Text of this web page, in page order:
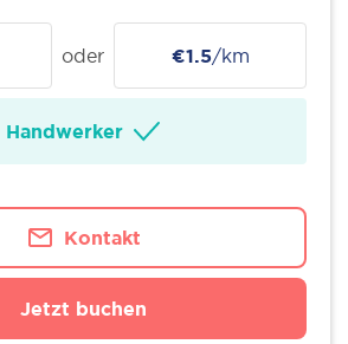
oder €1.5/km
Handwerker
Kontakt
Jetzt buchen